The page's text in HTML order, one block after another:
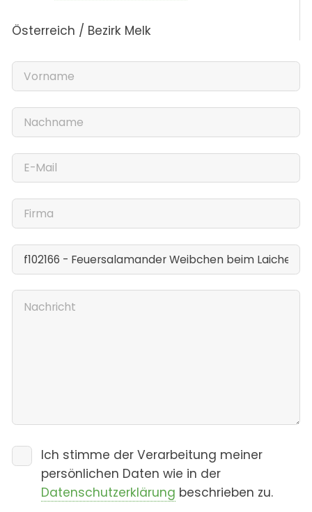
Österreich / Bezirk Melk
Ich stimme der Verarbeitung meiner
persönlichen Daten wie in der
Datenschutzerklärung beschrieben zu.